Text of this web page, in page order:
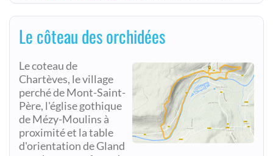
Le côteau des orchidées
Le coteau de
Chartèves, le village
perché de Mont-Saint-
Père, l'église gothique
de Mézy-Moulins à
proximité et la table
d'orientation de Gland